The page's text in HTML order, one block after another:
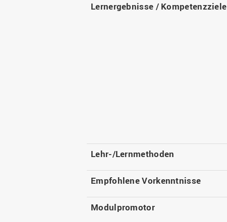
Lernergebnisse / Kompetenzziele
Lehr-/Lernmethoden
Empfohlene Vorkenntnisse
Modulpromotor